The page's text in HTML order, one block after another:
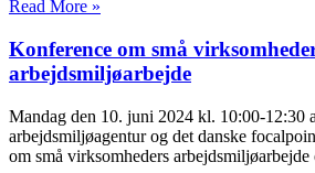
Read More »
Konference om små
arbejdsmiljøarbejde
Mandag den 10. juni 2024 kl. 10:00-12:30
arbejdsmiljøagentur og det danske
om små virksomheders